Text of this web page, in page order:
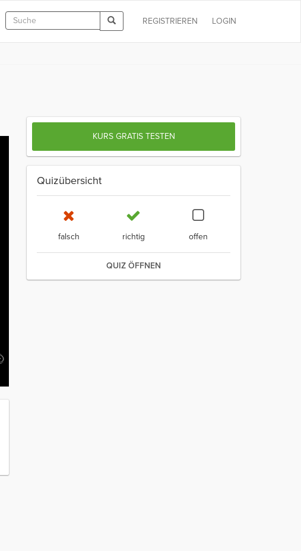
LOGIN
REGISTRIEREN
KURS GRATIS TESTEN
Quizübersicht
falsch richtig offen
QUIZ ÖFFNEN